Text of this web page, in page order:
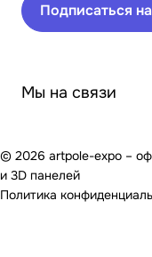
Подписаться
Мы на связи
© 2026 artpole-expo –
и 3D панелей
Политика